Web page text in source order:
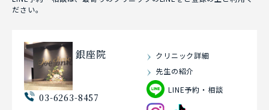
ださい。
銀座院
03-6263-8457
クリニック詳細
先生の紹介
LINE予約・相談